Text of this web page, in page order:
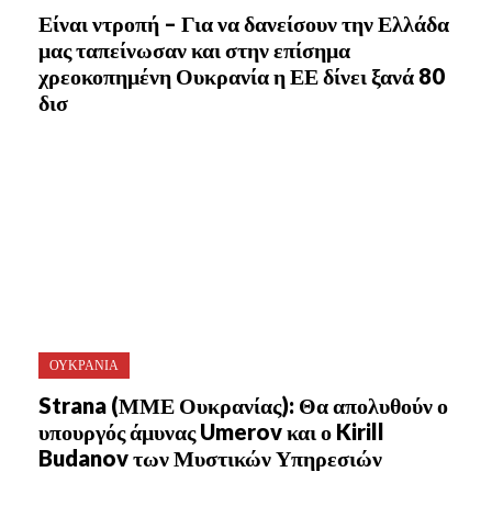
Είναι ντροπή – Για να δανείσουν την Ελλάδα
μας ταπείνωσαν και στην επίσημα
χρεοκοπημένη Ουκρανία η ΕΕ δίνει ξανά 80
δισ
ΟΥΚΡΑΝΙΑ
Strana (ΜΜΕ Ουκρανίας): Θα απολυθούν ο
υπουργός άμυνας Umerov και ο Kirill
Budanov των Μυστικών Υπηρεσιών